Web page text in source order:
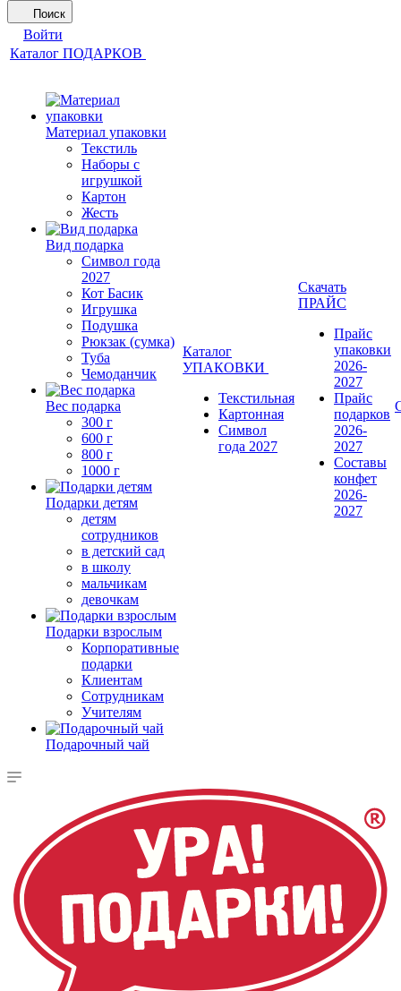
Поиск
Войти
Каталог ПОДАРКОВ
Материал упаковки
Текстиль
Наборы с
игрушкой
Картон
Жесть
Вид подарка
Символ года
2027
Кот Басик
Игрушка
Подушка
Рюкзак (сумка)
Туба
Чемоданчик
Вес подарка
300 г
600 г
800 г
1000 г
Подарки детям
детям
сотрудников
в детский сад
в школу
мальчикам
девочкам
Подарки взрослым
Корпоративные
подарки
Клиентам
Сотрудникам
Учителям
Подарочный чай
Каталог
УПАКОВКИ
Текстильная
Картонная
Символ
года 2027
Скачать
ПРАЙС
Прайс
упаковки
2026-
2027
Прайс
подарков
2026-
2027
Составы
конфет
2026-
2027